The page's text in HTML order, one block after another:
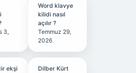
3,
Word klavye
kilidi nasıl
açılır ?
Temmuz 29,
2026
ekşi
Dilber Kürt